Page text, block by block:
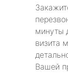
минуты
визита
Вашей